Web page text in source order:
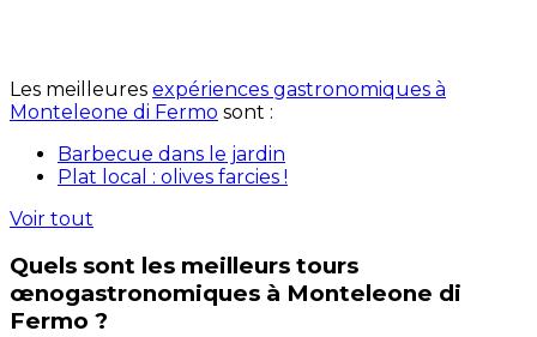
Les meilleures expériences gastronomiques à
Monteleone di Fermo sont :
Barbecue dans le jardin
Plat local : olives farcies !
Voir tout
Quels sont les meilleurs tours
œnogastronomiques à Monteleone di
Fermo ?